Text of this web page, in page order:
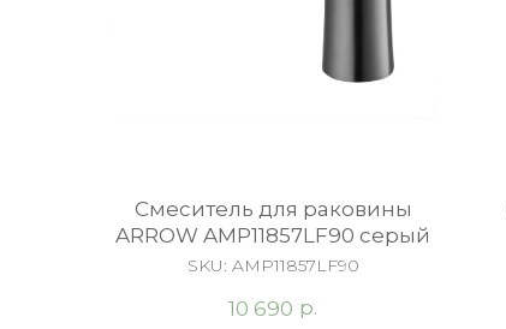
Смеситель для раковины
ARROW AMP11857LF90 серый
SKU: AMP11857LF90
10 690 р.